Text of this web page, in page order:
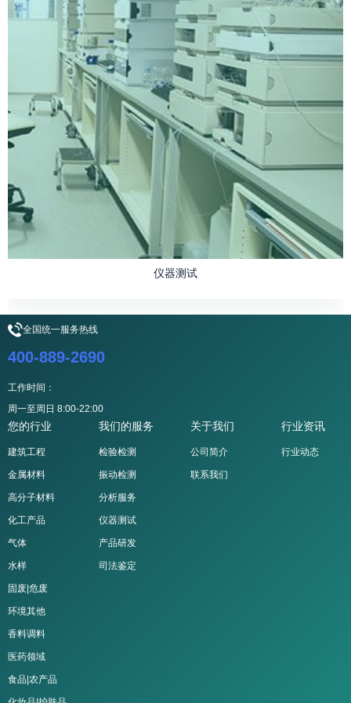
仪器测试
全国统一服务热线
400-889-2690
工作时间：
周一至周日 8:00-22:00
您的行业
建筑工程
金属材料
高分子材料
化工产品
气体
水样
固废|危废
环境其他
香料调料
医药领域
食品|农产品
我们的服务
检验检测
振动检测
分析服务
仪器测试
产品研发
司法鉴定
关于我们
公司简介
联系我们
行业资讯
行业动态